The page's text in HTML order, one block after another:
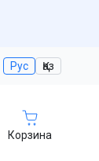
Рус Қаз
Корзина